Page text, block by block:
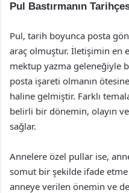
Pul Bastırmanın
Pul, tarih boyunca posta
araç olmuştur. İletişimin en
mektup yazma geleneğiyle
posta işareti olmanın
haline gelmiştir. Farklı
belirli bir dönemin, olayın
sağlar.
Annelere özel pullar ise,
somut bir şekilde ifade
anneye verilen önemin ve